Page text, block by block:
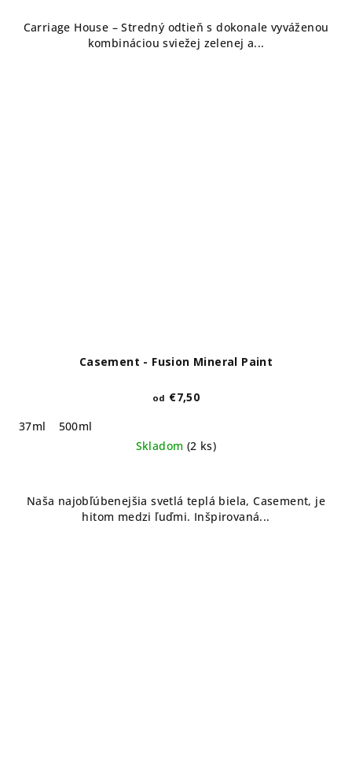
Carriage House – Stredný odtieň s dokonale vyváženou
kombináciou sviežej zelenej a...
Casement - Fusion Mineral Paint
od €7,50
37ml
500ml
Skladom (2 ks)
Naša najobľúbenejšia svetlá teplá biela, Casement, je
hitom medzi ľuďmi. Inšpirovaná...